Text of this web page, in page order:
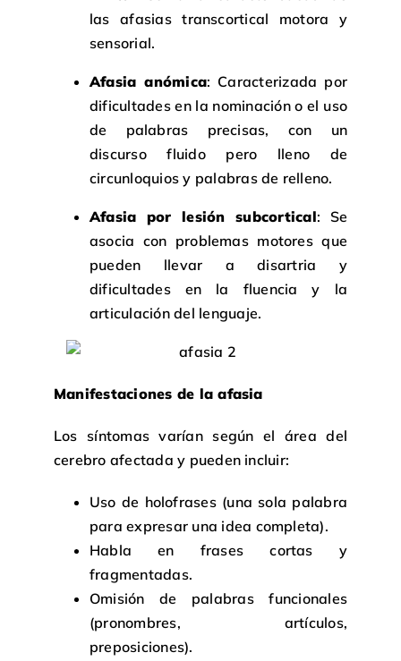
las afasias transcortical motora y
sensorial.
Afasia anómica: Caracterizada por
dificultades en la nominación o el uso
de palabras precisas, con un
discurso fluido pero lleno de
circunloquios y palabras de relleno.
Afasia por lesión subcortical: Se
asocia con problemas motores que
pueden llevar a disartria y
dificultades en la fluencia y la
articulación del lenguaje.
Manifestaciones de la afasia
Los síntomas varían según el área del
cerebro afectada y pueden incluir:
Uso de holofrases (una sola palabra
para expresar una idea completa).
Habla en frases cortas y
fragmentadas.
Omisión de palabras funcionales
(pronombres, artículos,
preposiciones).